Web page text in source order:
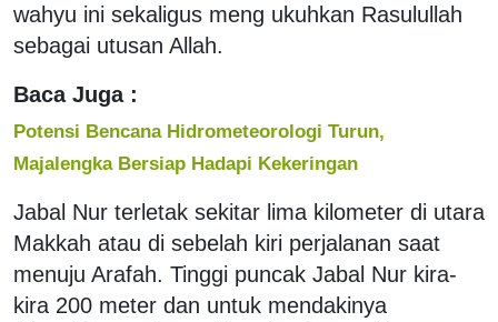
wahyu ini sekaligus meng ukuhkan Rasulullah
sebagai utusan Allah.
Baca Juga :
Potensi Bencana Hidrometeorologi Turun,
Majalengka Bersiap Hadapi Kekeringan
Jabal Nur terletak sekitar lima kilometer di utara
Makkah atau di sebelah kiri perjalanan saat
menuju Arafah. Tinggi puncak Jabal Nur kira-
kira 200 meter dan untuk mendakinya